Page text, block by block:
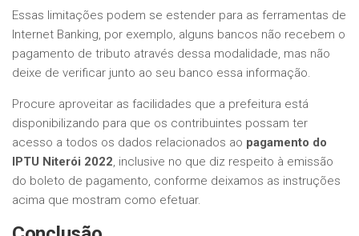
Essas limitações podem se estender para as ferramentas de
Internet Banking, por exemplo, alguns bancos não recebem o
pagamento de tributo através dessa modalidade, mas não
deixe de verificar junto ao seu banco essa informação.
Procure aproveitar as facilidades que a prefeitura está
disponibilizando para que os contribuintes possam ter
acesso a todos os dados relacionados ao pagamento do
IPTU Niterói 2022, inclusive no que diz respeito à emissão
do boleto de pagamento, conforme deixamos as instruções
acima que mostram como efetuar.